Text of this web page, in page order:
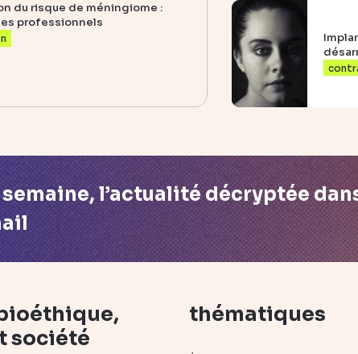
du risque de méningiome :
professionnels
l’actualité décryptée
société
thématiques